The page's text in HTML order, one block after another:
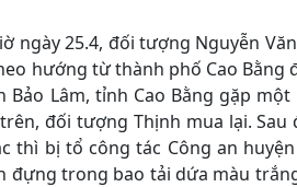
ngày 25.4, đối tượng Nguyễn
hướng từ thành phố Cao Bằng
Lâm, tỉnh Cao Bằng gặp
đối tượng Thịnh mua lại. Sau
thì bị tổ công tác Công an
đựng trong bao tải dứa màu